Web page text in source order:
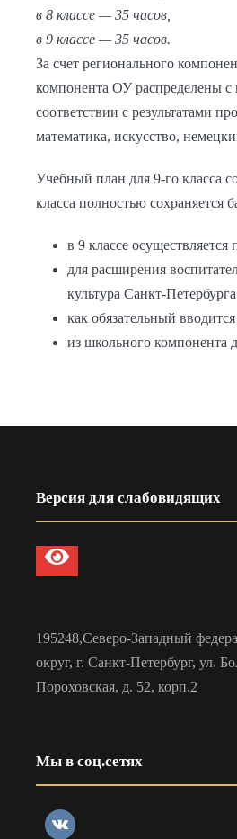
в 8 классе — 35 часов,
в 9 классе — 35 часов.
За счет регионального
компонента ОУ распределены
соответствии с результатами
математика, искусство,
Учебный план для 9-го класса
класса полностью
в 9 классе
для расширения
культура Санкт-
как обязательный
из школьного компонента
Версия для слабовидящих
195248,Северо-Западный
округ, г. Санкт-Петербург, ул.
Пороховская, д. 52, корп.2
Мы в соц.сетях